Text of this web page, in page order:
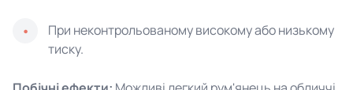
При неконтрольованому високому або низькому
тиску.